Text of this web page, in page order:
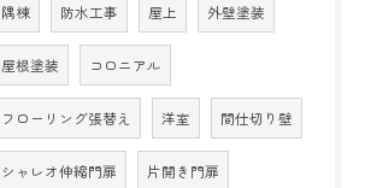
隅棟 防水工事 屋上 外壁塗装
屋根塗装 コロニアル
フローリング張替え 洋室 間仕切り壁
シャレオ伸縮門扉 片開き門扉